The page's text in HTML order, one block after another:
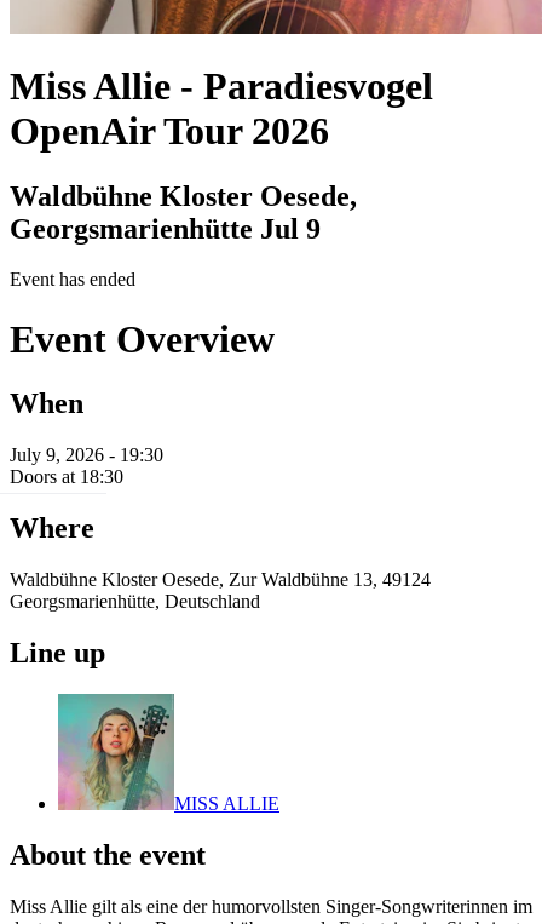
Miss Allie - Paradiesvogel
OpenAir Tour 2026
Waldbühne Kloster Oesede,
Georgsmarienhütte Jul 9
Event has ended
Event Overview
When
July 9, 2026 - 19:30
Doors at 18:30
Where
Waldbühne Kloster Oesede, Zur Waldbühne 13, 49124
Georgsmarienhütte, Deutschland
Line up
MISS ALLIE
About the event
Miss Allie gilt als eine der humorvollsten Singer-Songwriterinnen im